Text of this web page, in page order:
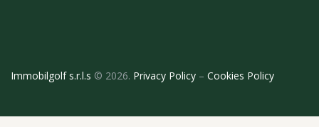
Immobilgolf s.r.l.s © 2026. Privacy Policy – Cookies Policy